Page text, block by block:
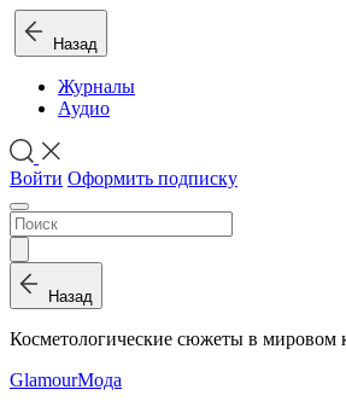
Назад
Журналы
Аудио
Войти Оформить подписку
Назад
Косметологические сюжеты в мировом
GlamourМода